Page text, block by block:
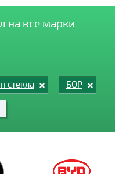
на все марки
стекла БОР